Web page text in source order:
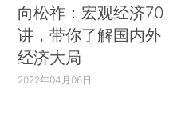
向松祚：宏观经济70
讲，带你了解国内外
经济大局
2022年04月06日